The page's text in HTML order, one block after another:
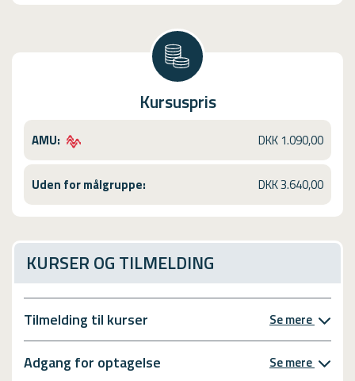
Kursuspris
AMU: DKK 1.090,00
Uden for målgruppe: DKK 3.640,00
KURSER OG TILMELDING
Tilmelding til kurser Se mere
Adgang for optagelse Se mere